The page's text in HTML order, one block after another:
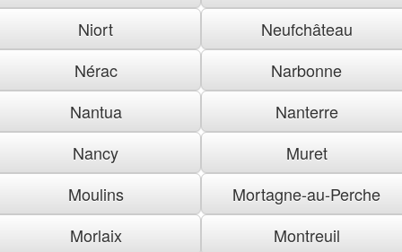
Niort
Neufchâteau
Nérac
Narbonne
Nantua
Nanterre
Nancy
Muret
Moulins
Mortagne-au-Perche
Morlaix
Montreuil